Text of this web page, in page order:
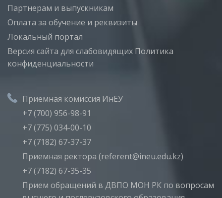
Партнерам и выпускникам
Оплата за обучение и реквизиты
Локальный портал
Версия сайта для слабовидящих Политика
конфиденциальности
Приемная комиссия ИнЕУ
+7 (700) 956-98-91
+7 (775) 034-00-10
+7 (7182) 67-37-37
Приемная ректора (referent@ineu.edu.kz)
+7 (7182) 67-35-35
Прием обращений в ДВПО МОН РК по вопросам